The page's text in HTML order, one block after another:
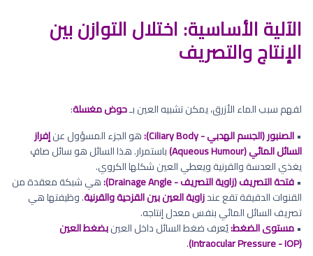
الآلية الأساسية: اختلال التوازن بين
الإنتاج والتصريف
لفهم سبب الماء الأزرق، يمكن تشبيه العين بـحوض مغسلة:
•الصنبور (الجسم الهدبي - Ciliary Body): هو الجزء المسؤول عنإفراز
السائل المائي (Aqueous Humour)
باستمرار. هذا السائل هو سائل صافٍ
يغذي العدسة والقرنية ويعطي العين شكلها الكروي.
•فتحة التصريف (زاوية التصريف - Drainage Angle):
هي شبكة معقدة من
القنوات الدقيقة تقع عندزاوية العين بين القزحية والقرنية. وظيفتها هي
تصريف السائل المائي بنفس معدل إنتاجه.
•مستوى الضغط:يُعرف ضغط السائل داخل العينبضغط العين
(Intraocular Pressure - IOP)
.